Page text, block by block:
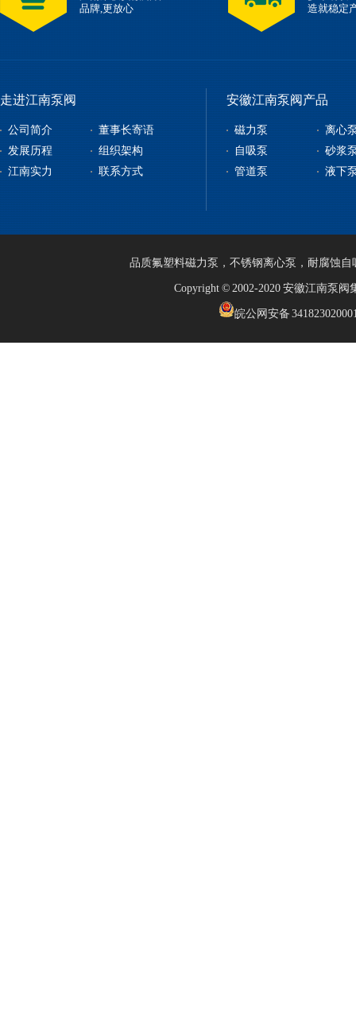
品牌,更放心
造就稳定
走进江南泵阀
公司简介
董事长寄语
发展历程
组织架构
江南实力
联系方式
安徽江南泵阀产品
磁力泵
离心
自吸泵
砂浆
管道泵
液下
品质氟塑料磁力泵 ， 不锈钢离心泵 ， 耐腐蚀自
Copyright © 2002-2020 安徽江南泵
皖公网安备